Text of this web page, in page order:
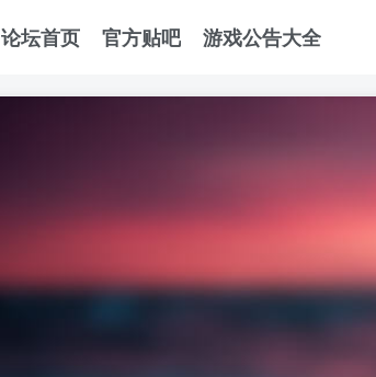
论坛首页 官方贴吧 游戏公告大全